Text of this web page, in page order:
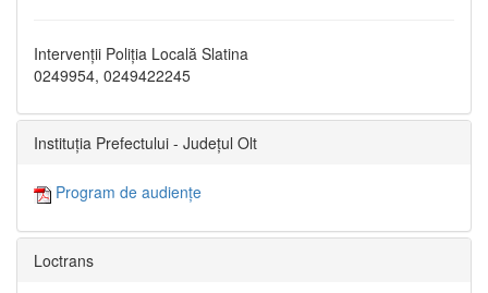
Intervenții Poliția Locală Slatina
0249954, 0249422245
Instituția Prefectului - Județul Olt
Program de audiențe
Loctrans